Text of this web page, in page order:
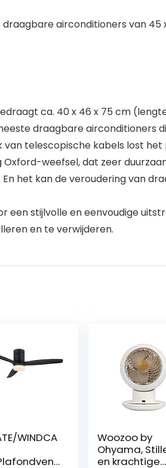
airconditioners van 45
ca. 40 x 46 x 75 cm
draagbare airconditioners die
van telescopische kabels lost
weefsel, dat zeer
het kan de veroudering van
stijlvolle en eenvoudige
en te verwijderen.
WINDCA
Woozoo by
Ohyama,
en krachtige